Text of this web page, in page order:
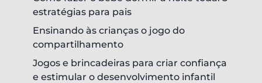
estratégias para pais
Ensinando às crianças o jogo do
compartilhamento
Jogos e brincadeiras para criar confiança
e estimular o desenvolvimento infantil